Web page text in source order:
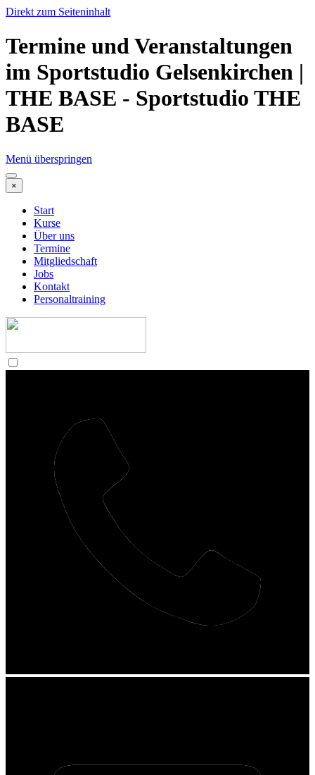
Direkt zum Seiteninhalt
Termine und Veranstaltungen
im Sportstudio Gelsenkirchen |
THE BASE - Sportstudio THE
BASE
Menü überspringen
×
Start
Kurse
Über uns
Termine
Mitgliedschaft
Jobs
Kontakt
Personaltraining